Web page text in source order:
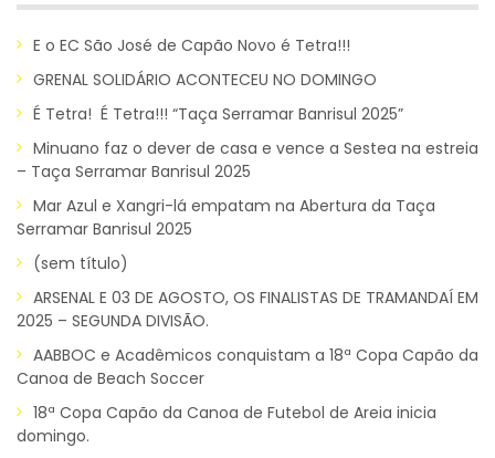
E o EC São José de Capão Novo é Tetra!!!
GRENAL SOLIDÁRIO ACONTECEU NO DOMINGO
É Tetra! É Tetra!!! “Taça Serramar Banrisul 2025”
Minuano faz o dever de casa e vence a Sestea na estreia
– Taça Serramar Banrisul 2025
Mar Azul e Xangri-lá empatam na Abertura da Taça
Serramar Banrisul 2025
(sem título)
ARSENAL E 03 DE AGOSTO, OS FINALISTAS DE TRAMANDAÍ EM
2025 – SEGUNDA DIVISÃO.
AABBOC e Acadêmicos conquistam a 18ª Copa Capão da
Canoa de Beach Soccer
18ª Copa Capão da Canoa de Futebol de Areia inicia
domingo.